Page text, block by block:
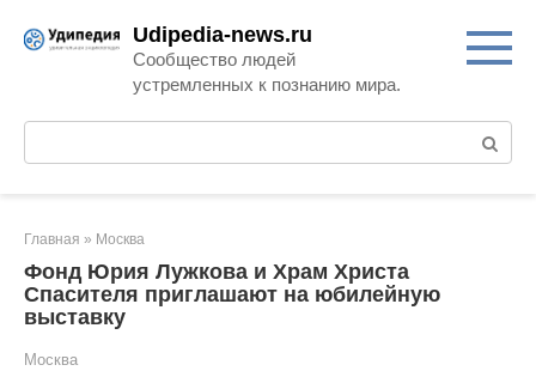
Udipedia-news.ru
Сообщество людей
устремленных к познанию мира.
Главная » Москва
Фонд Юрия Лужкова и Храм Христа
Спасителя приглашают на юбилейную
выставку
Москва